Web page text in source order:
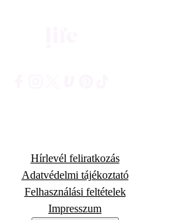
Hírlevél feliratkozás
Adatvédelmi tájékoztató
Felhasználási feltételek
Impresszum